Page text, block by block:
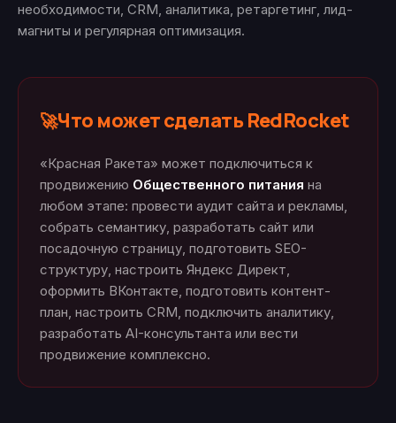
необходимости, CRM, аналитика, ретаргетинг, лид-
магниты и регулярная оптимизация.
🚀Что может сделать RedRocket
«Красная Ракета» может подключиться к
продвижению Общественного питания на
любом этапе: провести аудит сайта и рекламы,
собрать семантику, разработать сайт или
посадочную страницу, подготовить SEO-
структуру, настроить Яндекс Директ,
оформить ВКонтакте, подготовить контент-
план, настроить CRM, подключить аналитику,
разработать AI-консультанта или вести
продвижение комплексно.